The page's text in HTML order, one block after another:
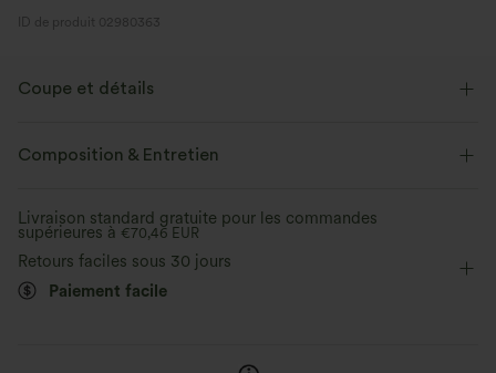
ID de produit 02980363
Coupe et détails
Col rond
Élasticité quatre directions
Composition & Entretien
Livraison standard gratuite pour les commandes
supérieures à €70,46 EUR
Retours faciles sous 30 jours
Paiement facile